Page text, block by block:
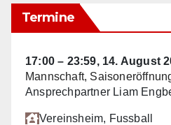
Termine
17:00 – 23:59, 14. August
Mannschaft,
Ansprechpartner Liam
Vereinsheim, Fussball